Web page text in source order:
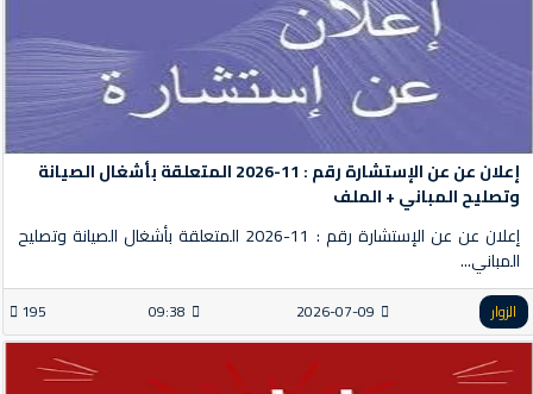
إعلان عن عن الإستشارة رقم : 11-2026 المتعلقة بأشغال الصيانة
وتصليح المباني + الملف
إعلان عن عن الإستشارة رقم : 11-2026 المتعلقة بأشغال الصيانة وتصليح
المباني...
الزوار 2026-07-09
09:38
195